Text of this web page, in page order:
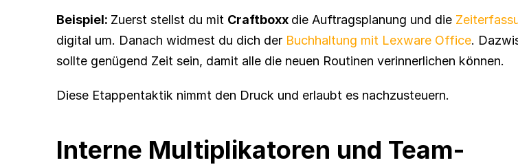
Beispiel: Zuerst stellst du mit Craftboxx die Auftragsplanung und die
digital um. Danach widmest du dich der Buchhaltung mit Lexware Office.
sollte genügend Zeit sein, damit alle die neuen Routinen verinnerlichen können.
Diese Etappentaktik nimmt den Druck und erlaubt es nachzusteuern.
Interne Multiplikatoren und Team-